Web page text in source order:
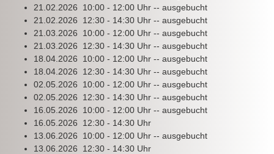
21.02.2026 10:00 - 12:00 Uhr -- ausgebucht
21.02.2026 12:30 - 14:30 Uhr -- ausgebucht
21.03.2026 10:00 - 12:00 Uhr -- ausgebucht
21.03.2026 12:30 - 14:30 Uhr -- ausgebucht
18.04.2026 10:00 - 12:00 Uhr -- ausgebucht
18.04.2026 12:30 - 14:30 Uhr -- ausgebucht
02.05.2026 10:00 - 12:00 Uhr -- ausgebucht
02.05.2026 12:30 - 14:30 Uhr -- ausgebucht
16.05.2026 10:00 - 12:00 Uhr -- ausgebucht
16.05.2026 12:30 - 14:30 Uhr
13.06.2026 10:00 - 12:00 Uhr -- ausgebucht
13.06.2026 12:30 - 14:30 Uhr